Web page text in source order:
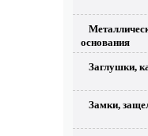
основания
Заглушки,
Замки,